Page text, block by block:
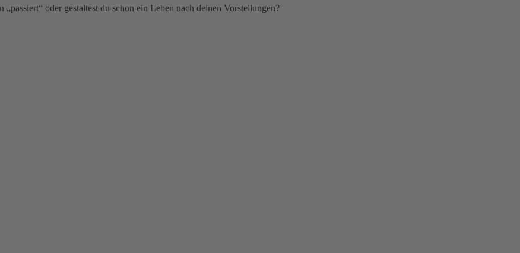
oder gestaltest du schon ein Leben nach deinen Vorstellungen?